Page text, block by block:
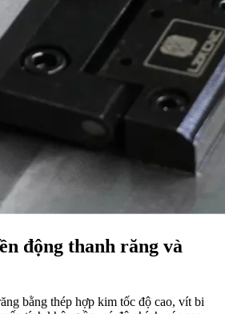
động thanh răng và
bằng thép hợp kim tốc độ cao, vít bi